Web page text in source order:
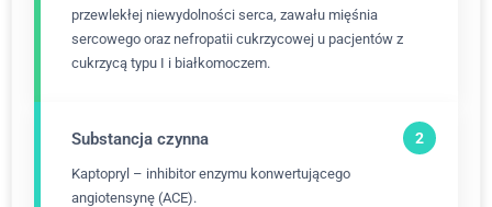
przewlekłej niewydolności serca, zawału mięśnia
sercowego oraz nefropatii cukrzycowej u pacjentów z
cukrzycą typu I i białkomoczem.
Substancja czynna
Kaptopryl – inhibitor enzymu konwertującego
angiotensynę (ACE).